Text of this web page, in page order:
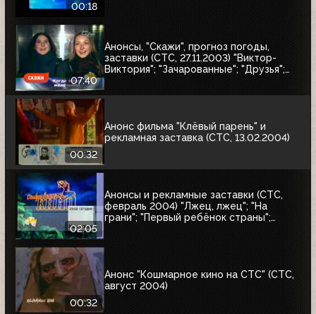
00:18
07:40
Анонсы, "Скажи", прогноз погоды,
заставки (СТС, 27.11.2003) "Виктор-
Виктория"; "Зачарованные"; "Друзья";
00:32
Анонс фильма "Клёвый парень" и
рекламная заставка (СТС, 13.02.2004)
02:05
Анонсы и рекламные заставки (СТС,
февраль 2004) "Лжец, лжец"; "На
грани"; "Первый ребёнок страны";
00:32
Анонс "Кошмарное кино на СТС" (СТС,
август 2004)